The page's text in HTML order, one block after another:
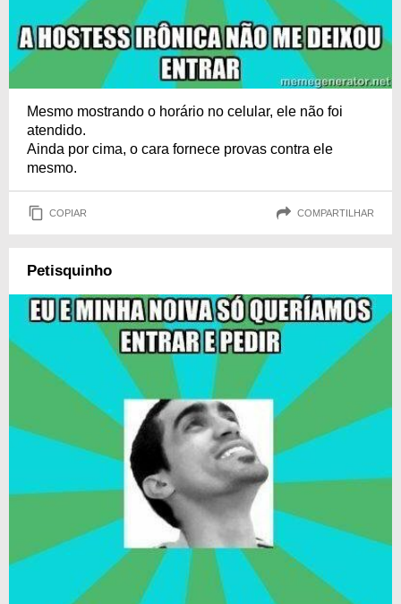
Mesmo mostrando o horário no celular, ele não foi
atendido.
Ainda por cima, o cara fornece provas contra ele
mesmo.
COPIAR COMPARTILHAR
Petisquinho